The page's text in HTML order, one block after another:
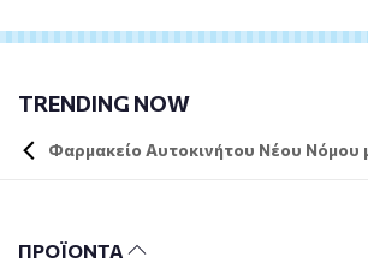
TRENDING NOW
Φαρμακείο Αυτοκινήτου Νέου Νόμου
ΠΡΟΪΟΝΤΑ